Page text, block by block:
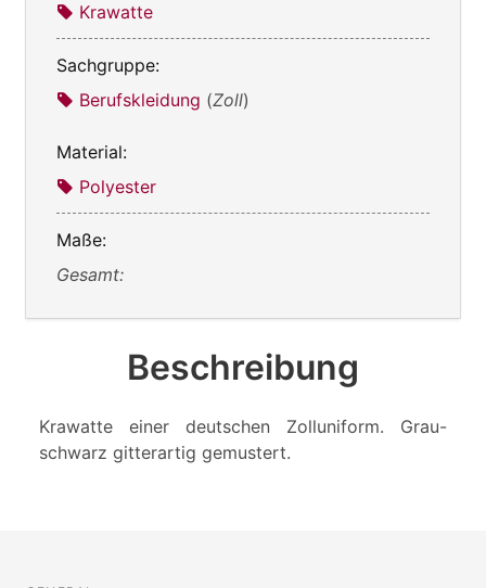
Krawatte
Sachgruppe:
Berufskleidung (Zoll)
Material:
Polyester
Maße:
Gesamt:
Beschreibung
Krawatte einer deutschen Zolluniform. Grau-
schwarz gitterartig gemustert.